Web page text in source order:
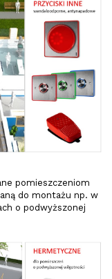
pomieszczeniom
do montażu np. w
o podwyższonej